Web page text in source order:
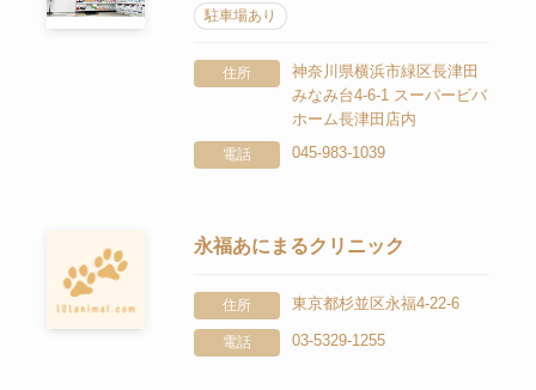
駐車場あり
住所
神奈川県横浜市緑区長津田
みなみ台4-6-1 スーパービバ
ホーム長津田店内
電話 045-983-1039
永福あにまるクリニック
住所 東京都杉並区永福4-22-6
電話 03-5329-1255